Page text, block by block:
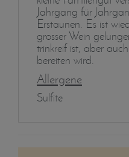
Jahrgang für
Erstaunen. Es ist
grosser Wein
trinkreif ist, aber
bereiten wird.
Allergene
Sulfite